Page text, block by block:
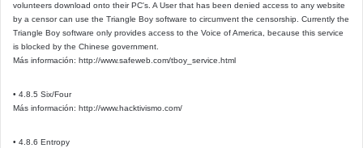
volunteers download onto their PC's. A User that has been denied access to any website
by a censor can use the Triangle Boy software to circumvent the censorship. Currently the
Triangle Boy software only provides access to the Voice of America, because this service
is blocked by the Chinese government.
Más información: http://www.safeweb.com/tboy_service.html
• 4.8.5 Six/Four
Más información: http://www.hacktivismo.com/
• 4.8.6 Entropy